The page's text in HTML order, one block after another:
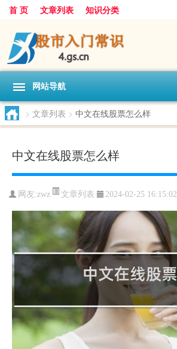
首 页 文章列表 知识分类
网站导航
> 文章列表 > 中文在线股票怎么样
中文在线股票怎么样
网友:zwz 文章列表 2024-02-25 16:15:02